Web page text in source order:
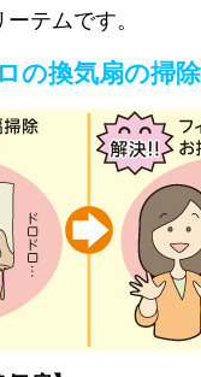
テムです。
の換気扇の掃